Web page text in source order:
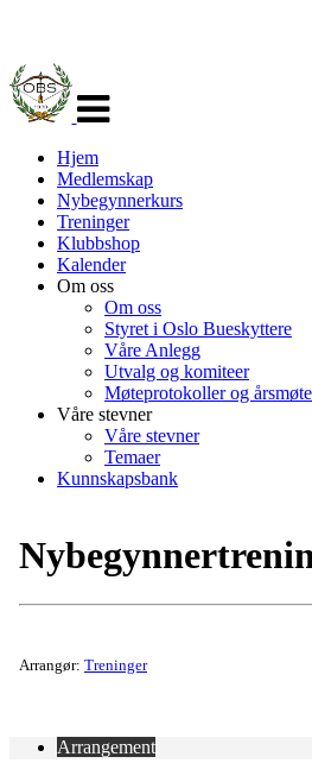
navigasjon
Hjem
Medlemskap
Nybegynnerkurs
Treninger
Klubbshop
Kalender
Om oss
Om oss
Styret i Oslo Bueskyttere
Våre Anlegg
Utvalg og komiteer
Møteprotokoller og
Våre stevner
Våre stevner
Temaer
Kunnskapsbank
Arrangør: Treninger
Arrangement